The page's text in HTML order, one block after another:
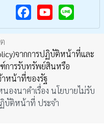
F
c
e
b
o
Y
u
T
u
b
จากการปฏิบัติหน้าที่และ
ฑ์การรับทรัพย์สินหรือ
าหน้าที่ของรัฐ
องนาคำเรื่อง นโยบายไม่รับ
บัติหน้าที่ ประจำ